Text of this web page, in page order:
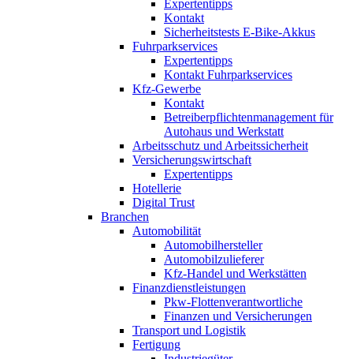
Expertentipps
Kontakt
Sicherheitstests E-Bike-Akkus
Fuhrparkservices
Expertentipps
Kontakt Fuhrparkservices
Kfz-Gewerbe
Kontakt
Betreiberpflichtenmanagement für
Autohaus und Werkstatt
Arbeitsschutz und Arbeitssicherheit
Versicherungswirtschaft
Expertentipps
Hotellerie
Digital Trust
Branchen
Automobilität
Automobilhersteller
Automobilzulieferer
Kfz-Handel und Werkstätten
Finanzdienstleistungen
Pkw‑Flottenverantwortliche
Finanzen und Versicherungen
Transport und Logistik
Fertigung